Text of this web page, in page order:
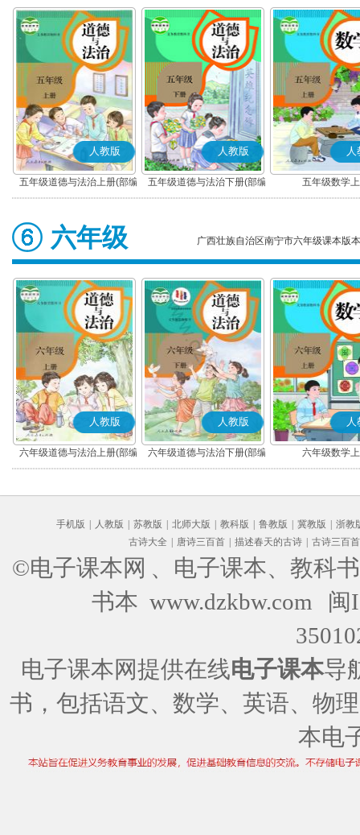
人教版
五年级道德与法治上册(部编
版)
人教版
五年级道德与法治下册(部编
版)
人
五年级数学
六年级 广西壮族自治区南宁市六年级课本版本
人教版
六年级道德与法治上册(部编
版)
人教版
六年级道德与法治下册(部编
版)
人
六年级数学
手机版 人教版 苏教版 北师大版 教科版 鲁教版 冀教版
浙教
古诗大全
唐诗三百首 描述春天的古诗 古诗三百首
©电子课本网 、电子课本、教科
书本 www.dzkbw.com
闽
电子课本网提供在线电子课本导
书，包括语文、数学、英语、物
本电